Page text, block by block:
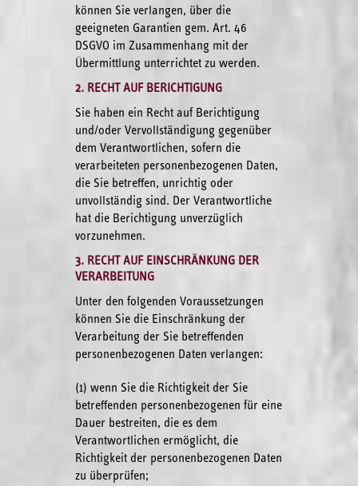
können Sie verlangen, über die
geeigneten Garantien gem. Art. 46
DSGVO im Zusammenhang mit der
Übermittlung unterrichtet zu werden.
2. RECHT AUF BERICHTIGUNG
Sie haben ein Recht auf Berichtigung
und/oder Vervollständigung gegenüber
dem Verantwortlichen, sofern die
verarbeiteten personenbezogenen Daten,
die Sie betreffen, unrichtig oder
unvollständig sind. Der Verantwortliche
hat die Berichtigung unverzüglich
vorzunehmen.
3. RECHT AUF EINSCHRÄNKUNG DER
VERARBEITUNG
Unter den folgenden Voraussetzungen
können Sie die Einschränkung der
Verarbeitung der Sie betreffenden
personenbezogenen Daten verlangen:
(1) wenn Sie die Richtigkeit der Sie
betreffenden personenbezogenen für eine
Dauer bestreiten, die es dem
Verantwortlichen ermöglicht, die
Richtigkeit der personenbezogenen Daten
zu überprüfen;